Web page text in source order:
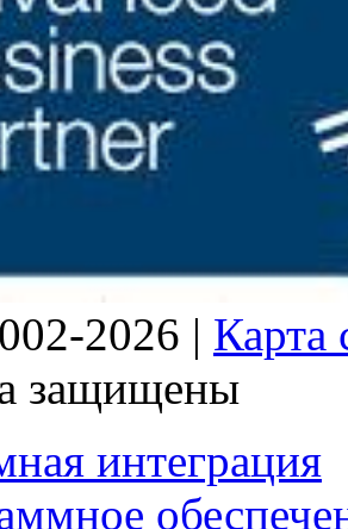
2026 | Карта
защищены
интеграция